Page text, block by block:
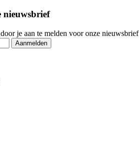
nieuwsbrief
je aan te melden voor onze nieuwsbrief
Aanmelden